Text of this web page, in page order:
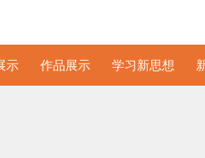
示 作品展示 学习新思想